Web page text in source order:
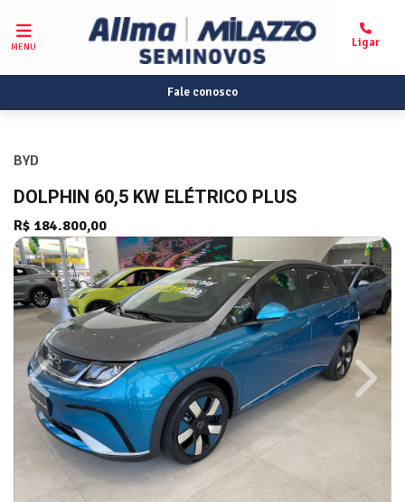
MENU
Fale conosco
BYD
DOLPHIN 60,5 KW ELÉTRICO PLUS
R$ 184.800,00
Previous Next